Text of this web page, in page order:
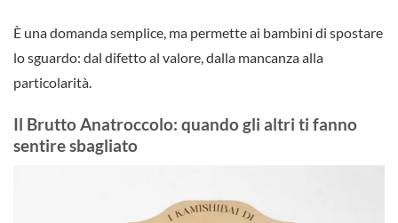
È una domanda semplice, ma permette ai bambini di spostare
lo sguardo: dal difetto al valore, dalla mancanza alla
particolarità.
Il Brutto Anatroccolo: quando gli altri ti fanno
sentire sbagliato